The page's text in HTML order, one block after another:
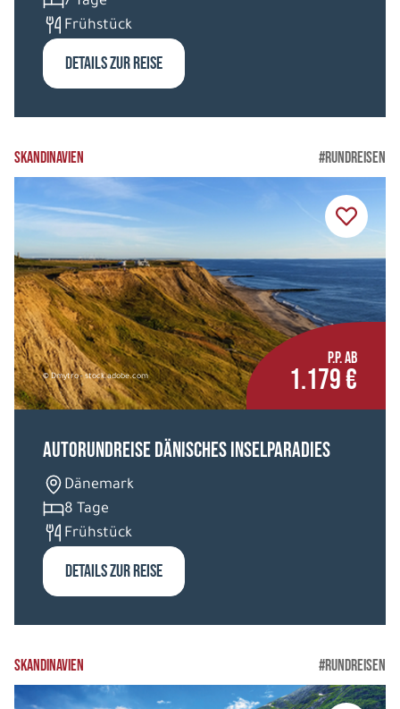
Frühstück
DETAILS ZUR REISE
SKANDINAVIEN #RUNDREISEN
© Dmytro - stock.adobe.com
P.P. AB
1.179 €
Autorundreise Dänisches Inselparadies
Dänemark
8 Tage
Frühstück
DETAILS ZUR REISE
SKANDINAVIEN #RUNDREISEN